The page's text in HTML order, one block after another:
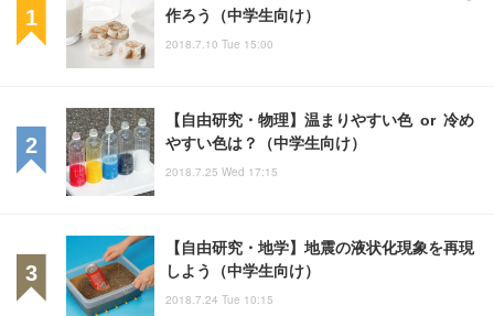
作ろう（中学生向け）
2018.7.10 Tue 15:00
【自由研究・物理】温まりやすい色 or 冷め
やすい色は？（中学生向け）
2018.7.25 Wed 17:15
【自由研究・地学】地震の液状化現象を再現
しよう（中学生向け）
2018.7.24 Tue 10:15